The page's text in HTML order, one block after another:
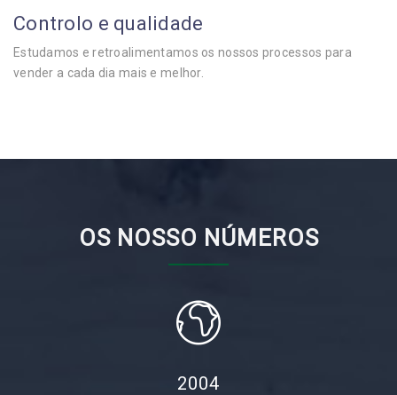
Controlo e qualidade
Estudamos e retroalimentamos os nossos processos para
vender a cada dia mais e melhor.
OS NOSSO NÚMEROS
2004